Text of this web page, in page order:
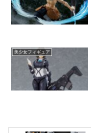
美少女フィギュア